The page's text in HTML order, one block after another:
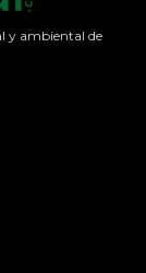
y ambiental de